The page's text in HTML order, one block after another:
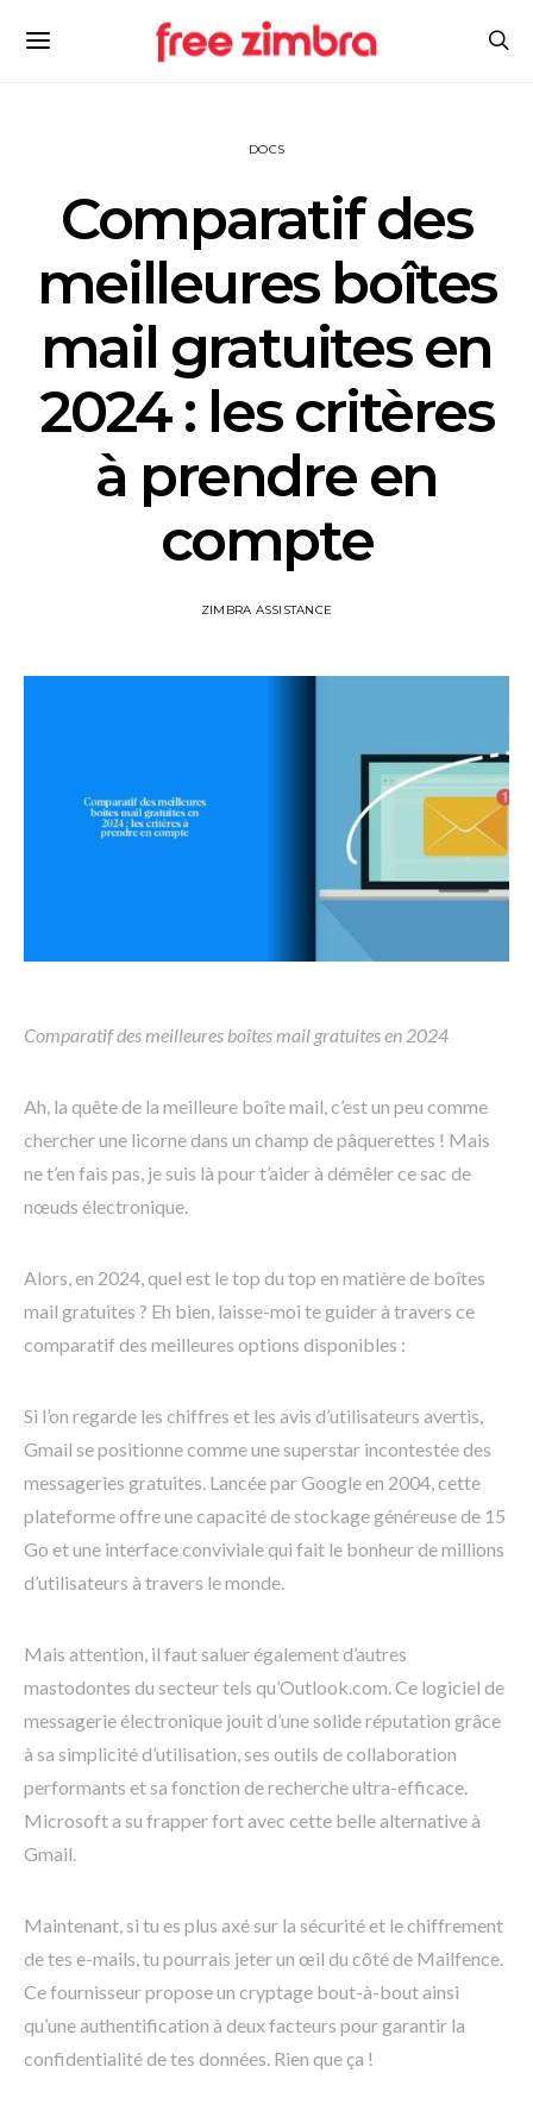
DOCS
Comparatif des
meilleures boîtes
mail gratuites en
2024 : les critères
à prendre en
compte
ZIMBRA ASSISTANCE
Comparatif des meilleures boîtes mail gratuites en 2024
Ah, la quête de la meilleure boîte mail, c’est un peu comme
chercher une licorne dans un champ de pâquerettes ! Mais
ne t’en fais pas, je suis là pour t’aider à démêler ce sac de
nœuds électronique.
Alors, en 2024, quel est le top du top en matière de boîtes
mail gratuites ? Eh bien, laisse-moi te guider à travers ce
comparatif des meilleures options disponibles :
Si l’on regarde les chiffres et les avis d’utilisateurs avertis,
Gmail se positionne comme une superstar incontestée des
messageries gratuites. Lancée par Google en 2004, cette
plateforme offre une capacité de stockage généreuse de 15
Go et une interface conviviale qui fait le bonheur de millions
d’utilisateurs à travers le monde.
Mais attention, il faut saluer également d’autres
mastodontes du secteur tels qu’Outlook.com. Ce logiciel de
messagerie électronique jouit d’une solide réputation grâce
à sa simplicité d’utilisation, ses outils de collaboration
performants et sa fonction de recherche ultra-efficace.
Microsoft a su frapper fort avec cette belle alternative à
Gmail.
Maintenant, si tu es plus axé sur la sécurité et le chiffrement
de tes e-mails, tu pourrais jeter un œil du côté de Mailfence.
Ce fournisseur propose un cryptage bout-à-bout ainsi
qu’une authentification à deux facteurs pour garantir la
confidentialité de tes données. Rien que ça !